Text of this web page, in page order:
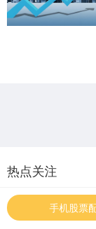
热点关注
手机股票